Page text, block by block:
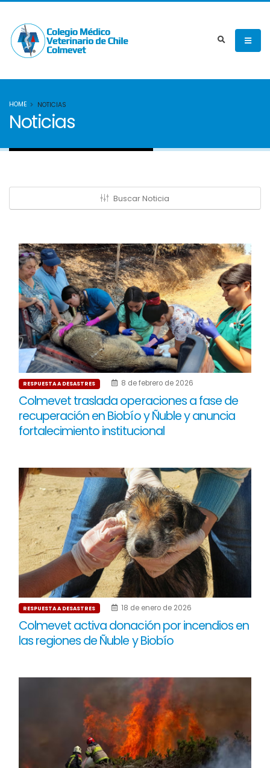
HOME NOTICIAS
Noticias
Buscar Noticia
RESPUESTA A DESASTRES 8 de febrero de 2026
Colmevet traslada operaciones a fase de
recuperación en Biobío y Ñuble y anuncia
fortalecimiento institucional
RESPUESTA A DESASTRES 18 de enero de 2026
Colmevet activa donación por incendios en
las regiones de Ñuble y Biobío